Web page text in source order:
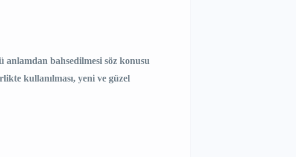
bahsedilmesi söz konusu
kullanılması, yeni ve güzel